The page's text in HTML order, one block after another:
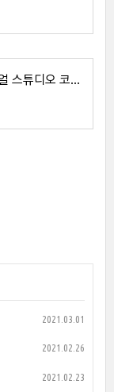
Visual Studio Code 비주얼 스튜디오 코드 다운로드 방법 알아보기
2021.03.01
2021.02.26
2021.02.23